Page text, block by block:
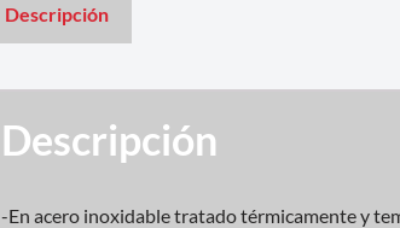
Descripción
Descripción
-En acero inoxidable tratado térmicamente y